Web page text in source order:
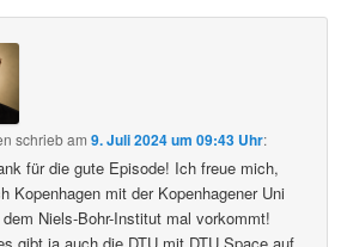
schriebam9. Juli 2024 um 09:43 Uhr:
für die gute Episode! Ich freue mich,
Kopenhagen mit der Kopenhagener Uni
dem Niels-Bohr-Institut mal vorkommt!